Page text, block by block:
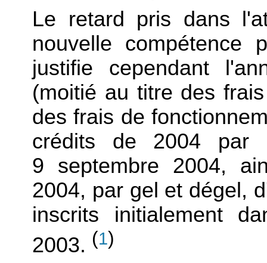
Le retard pris dans
nouvelle compétence
justifie cependant
(moitié au titre des
des frais de
crédits de 2004 par
9 septembre 2004,
2004, par gel et dégel,
inscrits initialement
2003. (1)